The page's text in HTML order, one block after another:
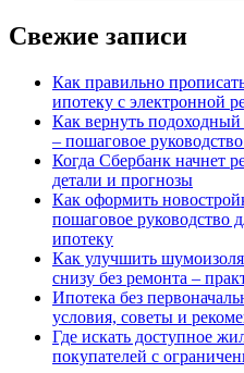
Свежие записи
Как правильно
ипотеку с электронной
Как вернуть
– пошаговое
Когда Сбербанк начнет
детали и прогнозы
Как оформить
пошаговое руководство
ипотеку
Как улучшить
снизу без ремонта –
Ипотека без
условия, советы и
Где искать доступное
покупателей с